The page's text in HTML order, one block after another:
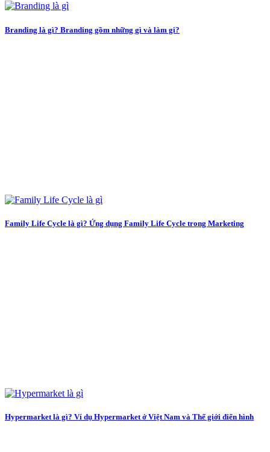
Branding là gì? Branding gồm những gì và làm gi?
Family Life Cycle là gì? Ứng dụng Family Life Cycle trong Marketing
Hypermarket là gì? Ví dụ Hypermarket ở Việt Nam và Thế giới điển hình